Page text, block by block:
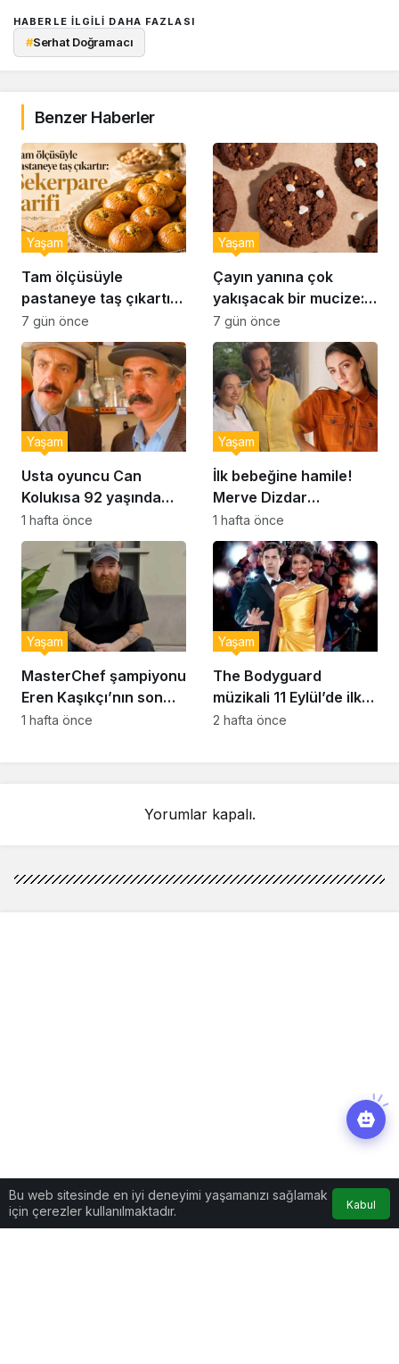
HABERLE ILGILI DAHA FAZLASI
#Serhat Doğramacı
Benzer Haberler
Tam ölçüsüyle
pastaneye taş çıkartır:
Şekerpare tarifi
Yaşam
7 gün önce
Çayın yanına çok
yakışacak bir mucize:
Brownie tadında ıslak
kurabiye tarifi…
Yaşam
7 gün önce
Usta oyuncu Can
Kolukısa 92 yaşında
hayatını kaybetti
Yaşam
1 hafta önce
İlk bebeğine hamile!
Merve Dizdar
sessizliğini bozdu: ‘İsim
bulmak çok zor’
Yaşam
1 hafta önce
MasterChef şampiyonu
Eren Kaşıkçı’nın son
anlarındaki kahreden
Yaşam
1 hafta önce
The Bodyguard
müzikali 11 Eylül’de ilk
kez Türkiye’de
Yaşam
2 hafta önce
Yorumlar kapalı.
Bu web sitesinde en iyi deneyimi yaşamanızı sağlamak
için çerezler kullanılmaktadır.
Kabul